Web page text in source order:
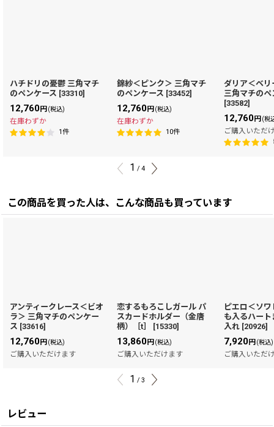
ハチドリの憂鬱 三角マチ
のペンケース [33310]
12,760円(税込)
在庫わずか
1件
錦紗＜ピンク＞ 三角マチ
のペンケース [33452]
12,760円(税込)
在庫わずか
10件
ダリア＜ベリ
三角マチのペ
[33582]
12,760円(税
ご購入いただ
1 / 4
この商品を買った人は、こんな商品も買っています
アンティークレース＜ビオ
ラ＞ 三角マチのペンケー
ス [33616]
12,760円(税込)
ご購入いただけます
恋するもろこしガール パ
スカードホルダー（金唐
柄）［t］
[15330]
13,860円(税込)
ご購入いただけます
ピエロ＜ソ
も入るハー
入れ [20926]
7,920円(税込)
ご購入いただ
1 / 3
レビュー